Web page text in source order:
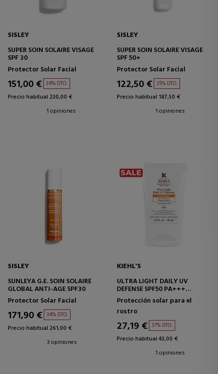
SISLEY
SUPER SOIN SOLAIRE VISAGE
SPF 30
Protector Solar Facial
151,00 € 34% DTO.
Precio habitual 230,00 €
1 opiniones
SISLEY
SUPER SOIN SOLAIRE VISAGE
SPF 50+
Protector Solar Facial
122,50 € 35% DTO.
Precio habitual 187,50 €
1 opiniones
SISLEY
SUNLEYA G.E. SOIN SOLAIRE
GLOBAL ANTI-AGE SPF30
Protector Solar Facial
171,90 € 34% DTO.
Precio habitual 261,00 €
3 opiniones
KIEHL'S
ULTRA LIGHT DAILY UV
DEFENSE SPF50 PA+++
PROTECTOR SOLAR
Protección solar para el
rostro
27,19 € 37% DTO.
Precio habitual 43,00 €
1 opiniones